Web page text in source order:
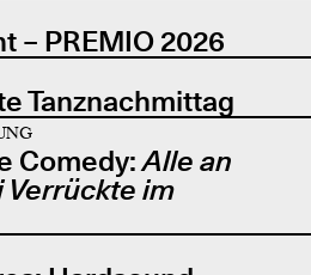
– PREMIO 2026
Tanznachmittag
Comedy:Alle an
Verrückte im